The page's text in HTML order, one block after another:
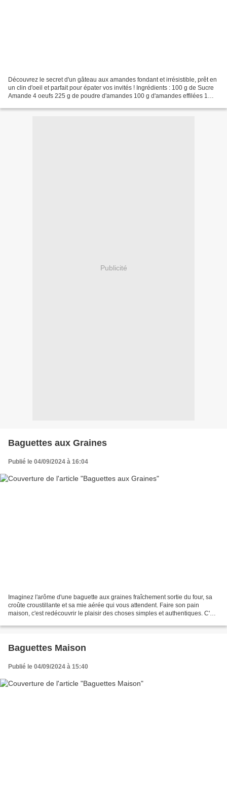
Découvrez le secret d'un gâteau aux amandes fondant et irrésistible, prêt en
un clin d'oeil et parfait pour épater vos invités ! Ingrédients : 100 g de Sucre
Amande 4 oeufs 225 g de poudre d'amandes 100 g d'amandes effilées 1
Publicité
Baguettes aux Graines
Publié le 04/09/2024 à 16:04
Imaginez l'arôme d'une baguette aux graines fraîchement sortie du four, sa
croûte croustillante et sa mie aérée qui vous attendent. Faire son pain
maison, c'est redécouvrir le plaisir des choses simples et authentiques. C'est
Baguettes Maison
Publié le 04/09/2024 à 15:40